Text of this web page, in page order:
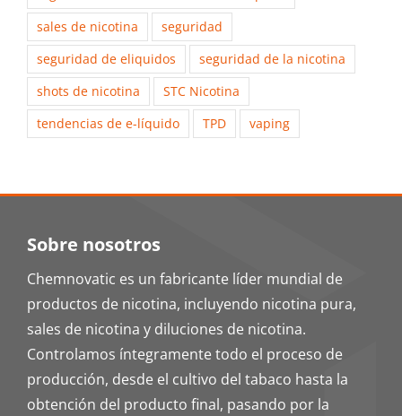
sales de nicotina
seguridad
seguridad de eliquidos
seguridad de la nicotina
shots de nicotina
STC Nicotina
tendencias de e-líquido
TPD vaping
Sobre nosotros
Chemnovatic es un fabricante líder mundial de
productos de nicotina, incluyendo nicotina pura,
sales de nicotina y diluciones de nicotina.
Controlamos íntegramente todo el proceso de
producción, desde el cultivo del tabaco hasta la
obtención del producto final, pasando por la